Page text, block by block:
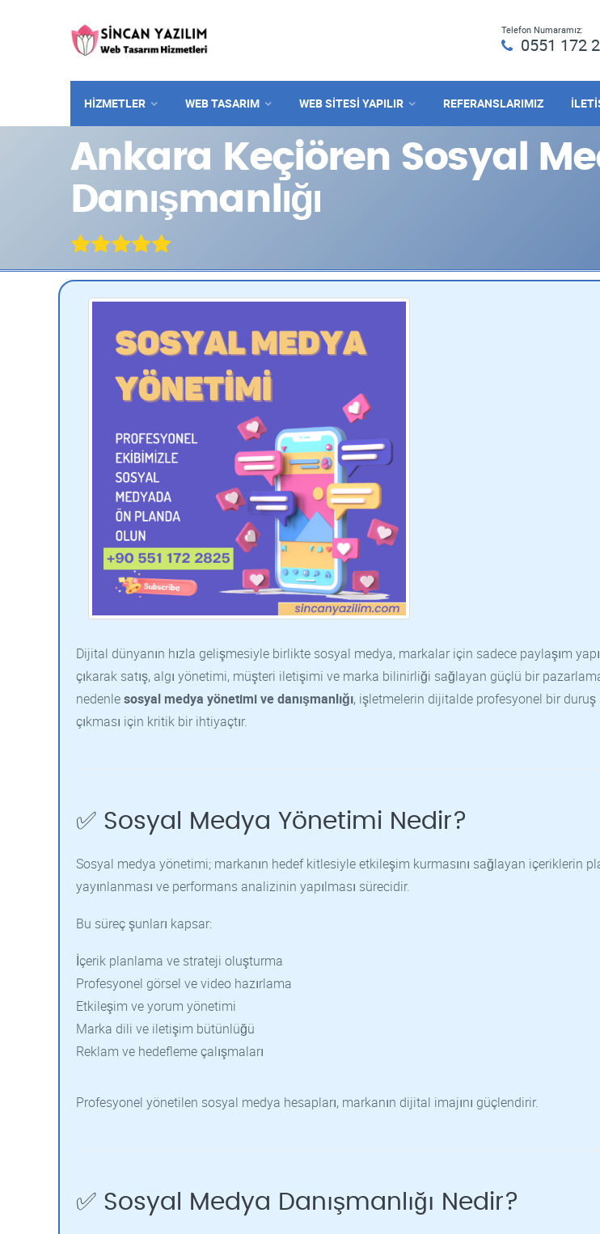
Telefon Numaramız:
0551 172
HİZMETLER WEB TASARIM WEB SITESI YAPILIR REFERANSLARIMIZ
Ankara Keçiören Sosyal
Danışmanlığı
Dijital dünyanın hızla gelişmesiyle birlikte sosyal medya, markalar için sadece paylaşım
çıkarak satış, algı yönetimi, müşteri iletişimi ve marka bilinirliği sağlayan güçlü bir
nedenlesosyal medya yönetimi ve danışmanlığı, işletmelerin dijitalde profesyonel bir
çıkması için kritik bir ihtiyaçtır.
✅ Sosyal Medya Yönetimi Nedir?
Sosyal medya yönetimi; markanın hedef kitlesiyle etkileşim kurmasını sağlayan içeriklerin
yayınlanması ve performans analizinin yapılması sürecidir.
Bu süreç şunları kapsar:
İçerik planlama ve strateji oluşturma
Profesyonel görsel ve video hazırlama
Etkileşim ve yorum yönetimi
Marka dili ve iletişim bütünlüğü
Reklam ve hedefleme çalışmaları
Profesyonel yönetilen sosyal medya hesapları, markanın dijital imajını güçlendirir.
✅ Sosyal Medya Danışmanlığı Nedir?